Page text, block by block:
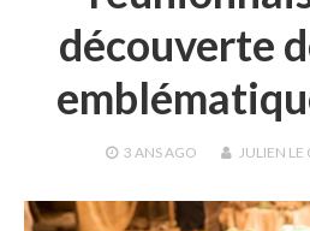
découverte
3 ANSAGO JULIEN LE